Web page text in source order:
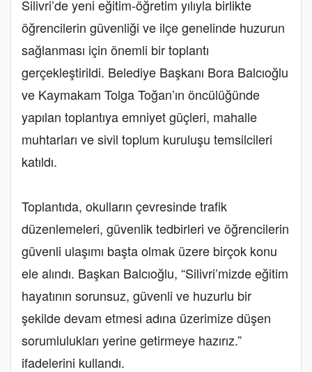
Silivri’de yeni eğitim-öğretim yılıyla birlikte
öğrencilerin güvenliği ve ilçe genelinde huzurun
sağlanması için önemli bir toplantı
gerçekleştirildi. Belediye Başkanı Bora Balcıoğlu
ve Kaymakam Tolga Toğan’ın öncülüğünde
yapılan toplantıya emniyet güçleri, mahalle
muhtarları ve sivil toplum kuruluşu temsilcileri
katıldı.
Toplantıda, okulların çevresinde trafik
düzenlemeleri, güvenlik tedbirleri ve öğrencilerin
güvenli ulaşımı başta olmak üzere birçok konu
ele alındı. Başkan Balcıoğlu, “Silivri’mizde eğitim
hayatının sorunsuz, güvenli ve huzurlu bir
şekilde devam etmesi adına üzerimize düşen
sorumlulukları yerine getirmeye hazırız.”
ifadelerini kullandı.